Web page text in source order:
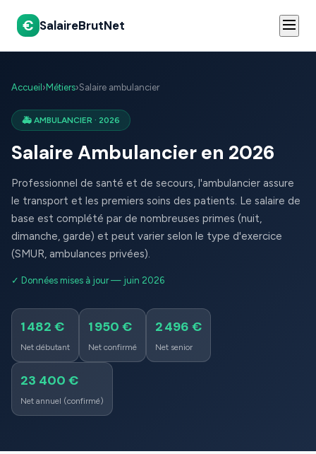
€ SalaireBrutNet
Accueil › Métiers›Salaire ambulancier
🚑 AMBULANCIER · 2026
Salaire Ambulancier en 2026
Professionnel de santé et de secours, l'ambulancier assure
le transport et les premiers soins des patients. Le salaire de
base est complété par de nombreuses primes (nuit,
dimanche, garde) et peut varier selon le type d'exercice
(SMUR, ambulances privées).
✓ Données mises à jour — juin 2026
1 482 €
Net débutant
1 950 €
Net confirmé
2 496 €
Net senior
23 400 €
Net annuel (confirmé)